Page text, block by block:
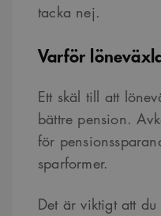
tacka nej.
Varför
Ett skäl till att
bättre pension.
för
sparformer.
Det är viktigt att